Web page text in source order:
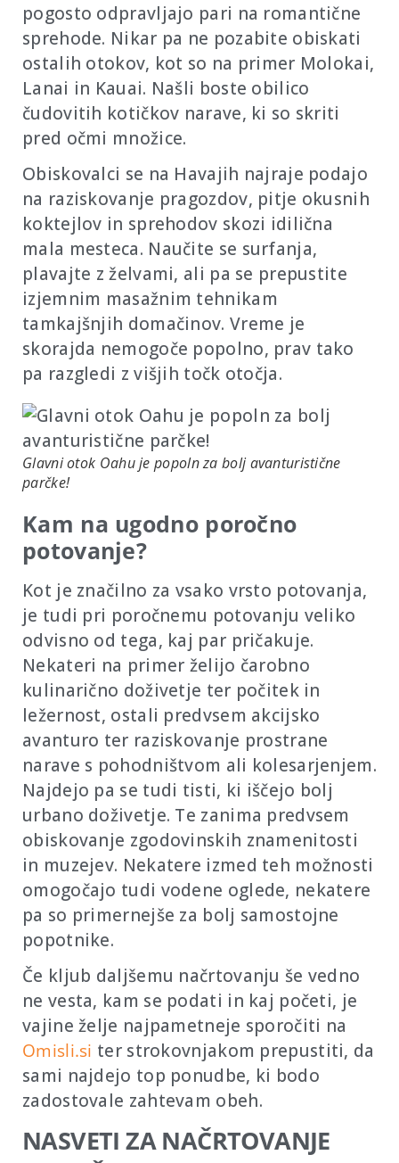
pogosto odpravljajo pari na romantične
sprehode. Nikar pa ne pozabite obiskati
ostalih otokov, kot so na primer Molokai,
Lanai in Kauai. Našli boste obilico
čudovitih kotičkov narave, ki so skriti
pred očmi množice.
Obiskovalci se na Havajih najraje podajo
na raziskovanje pragozdov, pitje okusnih
koktejlov in sprehodov skozi idilična
mala mesteca. Naučite se surfanja,
plavajte z želvami, ali pa se prepustite
izjemnim masažnim tehnikam
tamkajšnjih domačinov. Vreme je
skorajda nemogoče popolno, prav tako
pa razgledi z višjih točk otočja.
Glavni otok Oahu je popoln za bolj avanturistične
parčke!
Kam na ugodno poročno
potovanje?
Kot je značilno za vsako vrsto potovanja,
je tudi pri poročnemu potovanju veliko
odvisno od tega, kaj par pričakuje.
Nekateri na primer želijo čarobno
kulinarično doživetje ter počitek in
ležernost, ostali predvsem akcijsko
avanturo ter raziskovanje prostrane
narave s pohodništvom ali kolesarjenjem.
Najdejo pa se tudi tisti, ki iščejo bolj
urbano doživetje. Te zanima predvsem
obiskovanje zgodovinskih znamenitosti
in muzejev. Nekatere izmed teh možnosti
omogočajo tudi vodene oglede, nekatere
pa so primernejše za bolj samostojne
popotnike.
Če kljub daljšemu načrtovanju še vedno
ne vesta, kam se podati in kaj početi, je
vajine želje najpametneje sporočiti na
Omisli.si ter strokovnjakom prepustiti, da
sami najdejo top ponudbe, ki bodo
zadostovale zahtevam obeh.
NASVETI ZA NAČRTOVANJE